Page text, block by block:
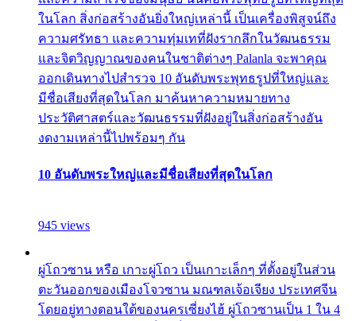
ในโลก สิ่งก่อสร้างอันยิ่งใหญ่เหล่านี้ เป็นเครื่องพิสูจน์ถึง
ความศรัทธา และความทุ่มเทที่ฝังรากลึกในวัฒนธรรม
และจิตวิญญาณของคนในชาติต่างๆ Palanla จะพาคุณ
ออกเดินทางไปสำรวจ 10 อันดับพระพุทธรูปที่ใหญ่และ
มีชื่อเสียงที่สุดในโลก มาค้นหาความหมายทาง
ประวัติศาสตร์และวัฒนธรรมที่ฝังอยู่ในสิ่งก่อสร้างอัน
งดงามเหล่านี้ไปพร้อมๆ กัน
10 อันดับพระใหญ่และมีชื่อเสียงที่สุดในโลก
945 views
ผู่โถวซาน หรือ เกาะผู่โถว เป็นเกาะเล็กๆ ที่ตั้งอยู่ในส่วน
ตะวันออกของเมืองโจวซาน มณฑลเจ้อเจียง ประเทศจีน
โดยอยู่ทางตอนใต้ของนครเซี่ยงไฮ้ ผู่โถวซานเป็น 1 ใน 4